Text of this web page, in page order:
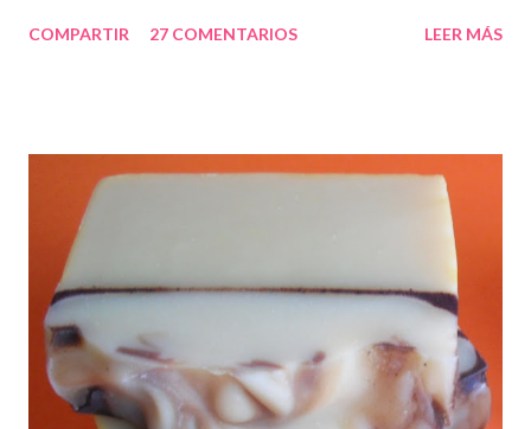
COMPARTIR 27 COMENTARIOS LEER MÁS